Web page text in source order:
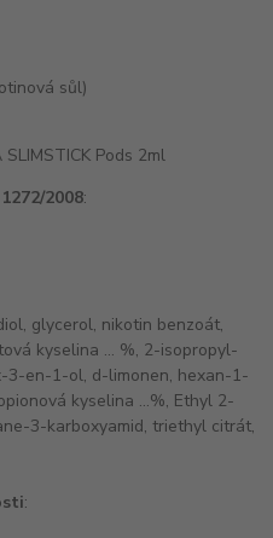
sůl)
Pods 2ml
2008:
glycerol, nikotin benzoát,
kyselina … %, 2-isopropyl-
3-en-1-ol, d-limonen, hexan-1-
kyselina …%, Ethyl 2-
3-karboxyamid, triethyl citrát,
: